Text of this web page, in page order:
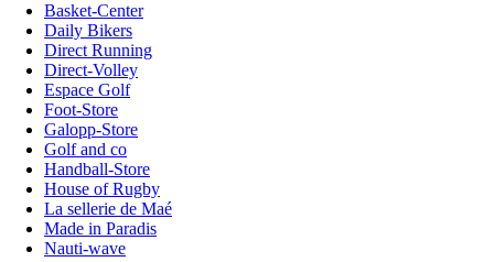
Basket-Center
Daily Bikers
Direct Running
Direct-Volley
Espace Golf
Foot-Store
Galopp-Store
Golf and co
Handball-Store
House of Rugby
La sellerie de Maé
Made in Paradis
Nauti-wave